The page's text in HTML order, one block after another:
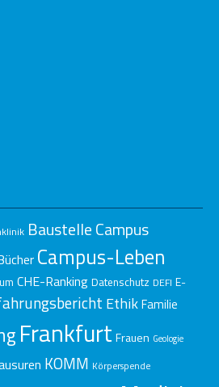
Baustelle Campus
Campus-Leben
CHE-Ranking Datenschutz DEFI E-
EthikFamilie
FrankfurtFrauen Geologie
KOMM Körperspende